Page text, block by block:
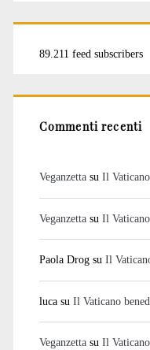
89.211 feed subscribers
Commenti recenti
Veganzettasu Il
Veganzettasu Il
Paola Drogsu Il
lucasu Il Vaticano
Veganzettasu Il